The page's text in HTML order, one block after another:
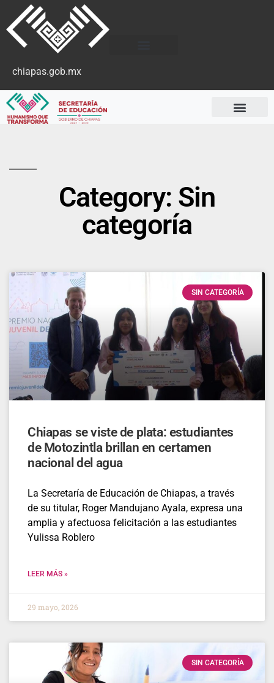
chiapas.gob.mx
Category: Sin
categoría
SIN CATEGORÍA
Chiapas se viste de plata: estudiantes
de Motozintla brillan en certamen
nacional del agua
La Secretaría de Educación de Chiapas, a través
de su titular, Roger Mandujano Ayala, expresa una
amplia y afectuosa felicitación a las estudiantes
Yulissa Roblero
LEER MÁS »
29 mayo, 2026
SIN CATEGORÍA